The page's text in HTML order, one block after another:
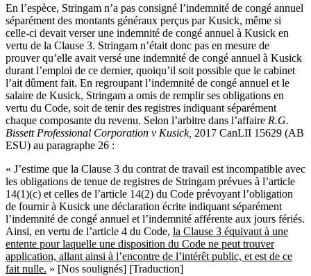
En l’espèce, Stringam n’a pas consigné l’indemnité de congé annuel
séparément des montants généraux perçus par Kusick, même si
celle-ci devait verser une indemnité de congé annuel à Kusick en
vertu de la Clause 3. Stringam n’était donc pas en mesure de
prouver qu’elle avait versé une indemnité de congé annuel à Kusick
durant l’emploi de ce dernier, quoiqu’il soit possible que le cabinet
l’ait dûment fait. En regroupant l’indemnité de congé annuel et le
salaire de Kusick, Stringam a omis de remplir ses obligations en
vertu du Code, soit de tenir des registres indiquant séparément
chaque composante du revenu. Selon l’arbitre dans l’affaire R.G.
Bissett Professional Corporation v Kusick, 2017 CanLII 15629 (AB
ESU) au paragraphe 26 :
« J’estime que la Clause 3 du contrat de travail est incompatible avec
les obligations de tenue de registres de Stringam prévues à l’article
14(1)(c) et celles de l’article 14(2) du Code prévoyant l’obligation
de fournir à Kusick une déclaration écrite indiquant séparément
l’indemnité de congé annuel et l’indemnité afférente aux jours fériés.
Ainsi, en vertu de l’article 4 du Code, la Clause 3 équivaut à une
entente pour laquelle une disposition du Code ne peut trouver
application, allant ainsi à l’encontre de l’intérêt public, et est de ce
fait nulle. » [Nos soulignés] [Traduction]